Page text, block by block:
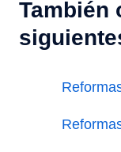
También